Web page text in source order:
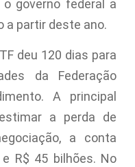
o governo federal a
a partir deste ano.
deu 120 dias para
da Federação
A principal
a perda de
a conta
R$ 45 bilhões. No